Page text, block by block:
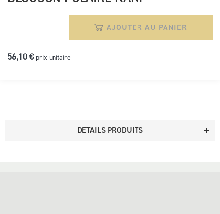
AJOUTER AU PANIER
56,10 € prix unitaire
DETAILS PRODUITS